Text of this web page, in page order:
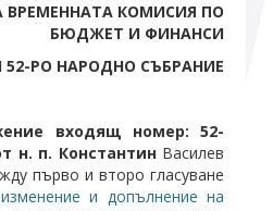
ВРЕМЕННАТА КОМИСИЯ ПО
БЮДЖЕТ И ФИНАНСИ
52-РО НАРОДНО СЪБРАНИЕ
входящ номер: 52-
н. п. КонстантинВасилев
първо и второ гласуване
и допълнение на